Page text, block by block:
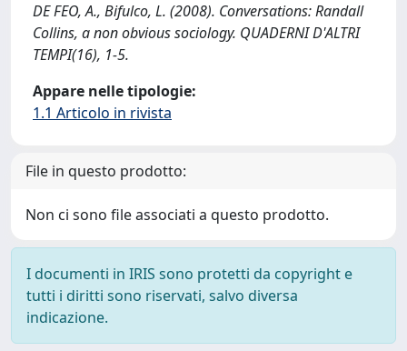
DE FEO, A., Bifulco, L. (2008). Conversations: Randall
Collins, a non obvious sociology. QUADERNI D'ALTRI
TEMPI(16), 1-5.
Appare nelle tipologie:
1.1 Articolo in rivista
File in questo prodotto:
Non ci sono file associati a questo prodotto.
I documenti in IRIS sono protetti da copyright e
tutti i diritti sono riservati, salvo diversa
indicazione.